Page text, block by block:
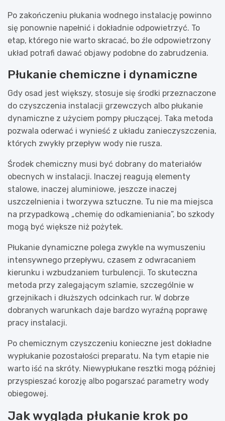
Po zakończeniu płukania wodnego instalację powinno
się ponownie napełnić i dokładnie odpowietrzyć. To
etap, którego nie warto skracać, bo źle odpowietrzony
układ potrafi dawać objawy podobne do zabrudzenia.
Płukanie chemiczne i dynamiczne
Gdy osad jest większy, stosuje się środki przeznaczone
do czyszczenia instalacji grzewczych albo płukanie
dynamiczne z użyciem pompy płuczącej. Taka metoda
pozwala oderwać i wynieść z układu zanieczyszczenia,
których zwykły przepływ wody nie rusza.
Środek chemiczny musi być dobrany do materiałów
obecnych w instalacji. Inaczej reagują elementy
stalowe, inaczej aluminiowe, jeszcze inaczej
uszczelnienia i tworzywa sztuczne. Tu nie ma miejsca
na przypadkową „chemię do odkamieniania”, bo szkody
mogą być większe niż pożytek.
Płukanie dynamiczne polega zwykle na wymuszeniu
intensywnego przepływu, czasem z odwracaniem
kierunku i wzbudzaniem turbulencji. To skuteczna
metoda przy zalegającym szlamie, szczególnie w
grzejnikach i dłuższych odcinkach rur. W dobrze
dobranych warunkach daje bardzo wyraźną poprawę
pracy instalacji.
Po chemicznym czyszczeniu konieczne jest dokładne
wypłukanie pozostałości preparatu. Na tym etapie nie
warto iść na skróty. Niewypłukane resztki mogą później
przyspieszać korozję albo pogarszać parametry wody
obiegowej.
Jak wygląda płukanie krok po